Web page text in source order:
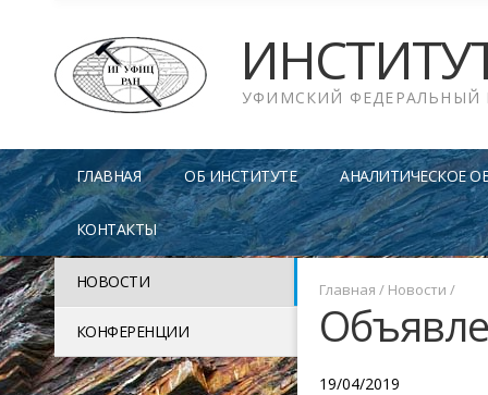
УФИМСКИЙ ФЕДЕРАЛЬНЫЙ
ГЛАВНАЯ ОБ ИНСТИТУТЕ АНАЛИТИЧЕСКОЕ
КОНТАКТЫ
НОВОСТИ
КОНФЕРЕНЦИИ
Главная / Новости /
19/04/2019